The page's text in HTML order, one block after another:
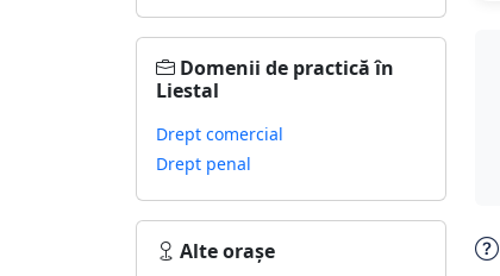
Domenii de practică în
Liestal
Drept comercial
Drept penal
Alte orașe